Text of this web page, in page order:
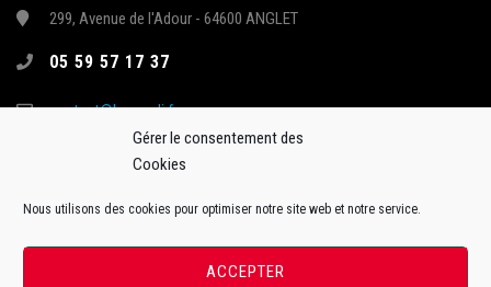
Gérer le consentement des
Cookies
Nous utilisons des cookies pour optimiser notre site web et notre service.
ACCEPTER
299, Avenue de l'Adour - 64600 ANGLET
05 59 57 17 37
contact@hormadi.fr